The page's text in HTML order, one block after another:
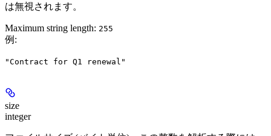
は無視されます。
Maximum string length: 255
例 :
"Contract for Q1 renewal"
size
integer